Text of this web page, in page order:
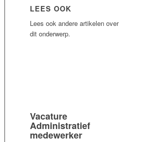
LEES OOK
Lees ook andere artikelen over
dit onderwerp.
Vacature
Administratief
medewerker